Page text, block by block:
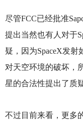
尽管FCC已经批准
提出当然也有人对于
疑，因为SpaceX发
对天空环境的破坏，
星的合法性提出了质疑
不过目前来看，更多